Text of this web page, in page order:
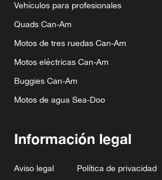
Vehículos para profesionales
Quads Can-Am
Motos de tres ruedas Can-Am
Motos eléctricas Can-Am
Buggies Can-Am
Motos de agua Sea-Doo
Información legal
Aviso legal Política de privacidad